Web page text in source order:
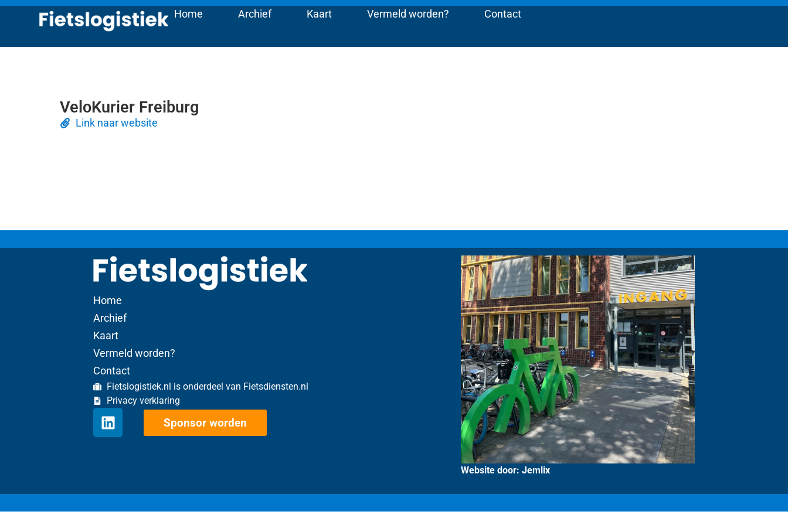
Home Archief Kaart Vermeld worden? Contact
VeloKurier Freiburg
Link naar website
Home
Archief
Kaart
Vermeld worden?
Contact
Fietslogistiek.nl is onderdeel van Fietsdiensten.nl
Privacy verklaring
Sponsor worden
Website door: Jemlix